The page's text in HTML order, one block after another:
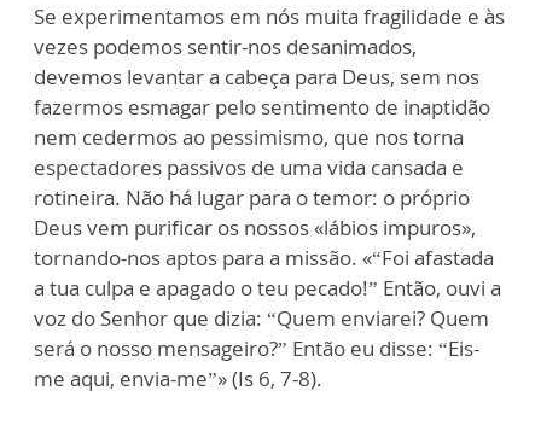
Se experimentamos em nós muita fragilidade e às
vezes podemos sentir-nos desanimados,
devemos levantar a cabeça para Deus, sem nos
fazermos esmagar pelo sentimento de inaptidão
nem cedermos ao pessimismo, que nos torna
espectadores passivos de uma vida cansada e
rotineira. Não há lugar para o temor: o próprio
Deus vem purificar os nossos «lábios impuros»,
tornando-nos aptos para a missão. «“Foi afastada
a tua culpa e apagado o teu pecado!” Então, ouvi a
voz do Senhor que dizia: “Quem enviarei? Quem
será o nosso mensageiro?” Então eu disse: “Eis-
me aqui, envia-me”» (Is 6, 7-8).